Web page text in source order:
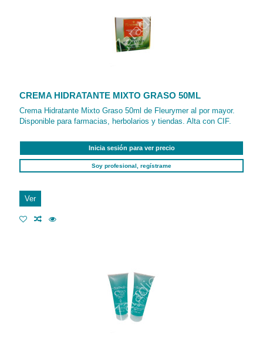
CREMA HIDRATANTE MIXTO GRASO 50ML
Crema Hidratante Mixto Graso 50ml de Fleurymer al por mayor.
Disponible para farmacias, herbolarios y tiendas. Alta con CIF.
Inicia sesión para ver precio
Soy profesional, regístrame
Ver